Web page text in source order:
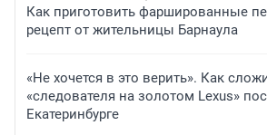
Как приготовить фаршированные
рецепт от жительницы Барнаула
«Не хочется в это верить». Как
«следователя на золотом Lexus»
Екатеринбурге